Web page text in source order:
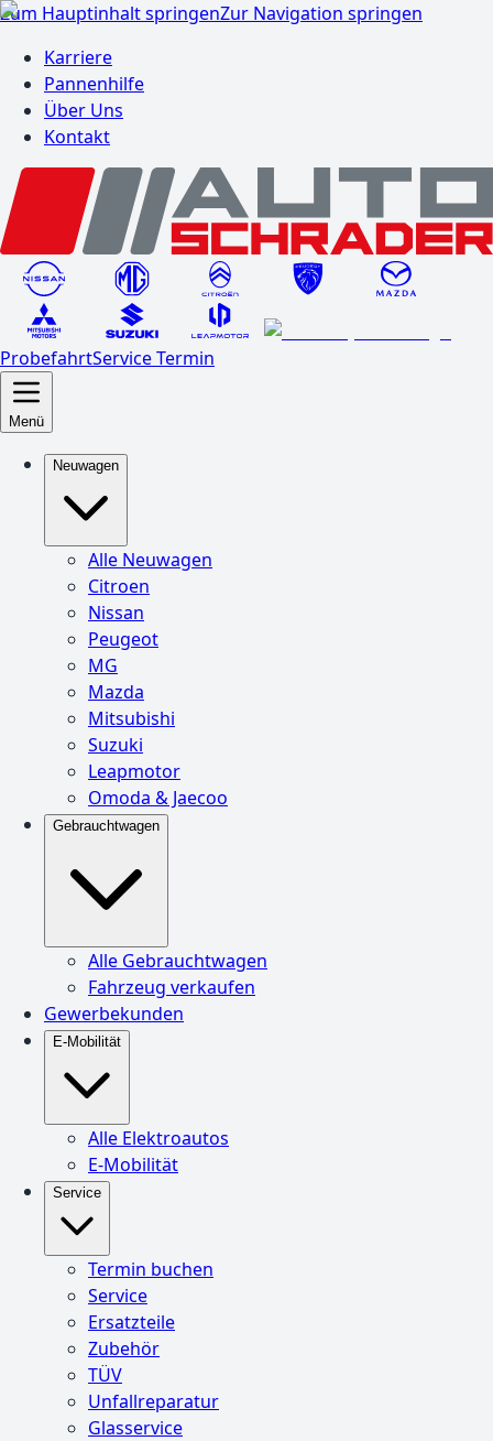
Zum Hauptinhalt springenZur Navigation springen
Karriere
Pannenhilfe
Über Uns
Kontakt
ProbefahrtService Termin
Menü
Neuwagen
Alle Neuwagen
Citroen
Nissan
Peugeot
MG
Mazda
Mitsubishi
Suzuki
Leapmotor
Omoda & Jaecoo
Gebrauchtwagen
Alle Gebrauchtwagen
Fahrzeug verkaufen
Gewerbekunden
E-Mobilität
Alle Elektroautos
E-Mobilität
Service
Termin buchen
Service
Ersatzteile
Zubehör
TÜV
Unfallreparatur
Glasservice